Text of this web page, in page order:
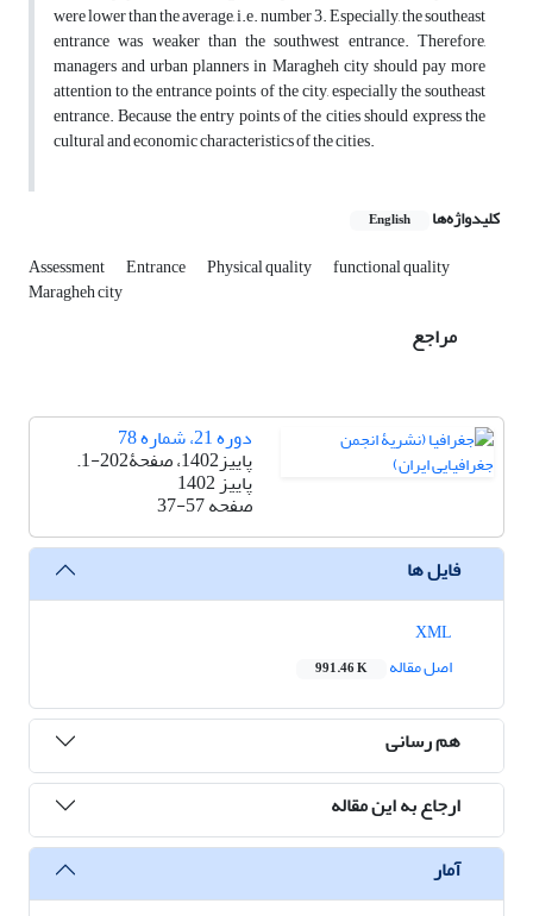
were lower than the average, i.e. number 3. Especially, the southeast
entrance was weaker than the southwest entrance. Therefore,
managers and urban planners in Maragheh city should pay more
attention to the entrance points of the city, especially the southeast
entrance. Because the entry points of the cities should express the
cultural and economic characteristics of the cities.
کلیدواژه‌ها English
Assessment Entrance Physical quality functional quality
Maragheh city
مراجع
دوره 21، شماره 78
پاییز1402، صفحۀ202-1.
پاییز 1402
صفحه37-57
فایل ها
اصل مقاله
991.46 K
هم رسانی
ارجاع به این مقاله
آمار